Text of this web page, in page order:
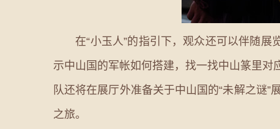
在“小玉人”的指引下，观众还可以伴随展
示中山国的军帐如何搭建，找一找中山篆里
队还将在展厅外准备关于中山国的“未解之谜
之旅。